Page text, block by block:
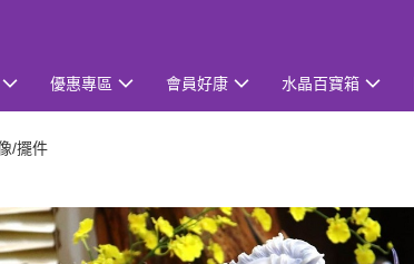
優惠專區 會員好康 水晶百寶箱
/擺件